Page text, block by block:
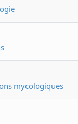
mycologiques